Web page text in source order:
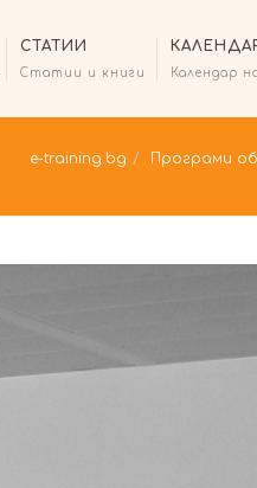
СТАТИИ
Статии и книги Календар
e-training.bg Програми